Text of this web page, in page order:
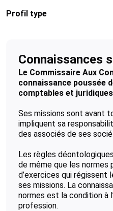
Profil type
Connaissances
Le Commissaire Aux
connaissance poussée
comptables et
Ses missions sont avant
impliquent sa
des associés de ses
Les règles
de même que les normes
d’exercices qui régissent
ses missions. La
normes est la condition à
profession.